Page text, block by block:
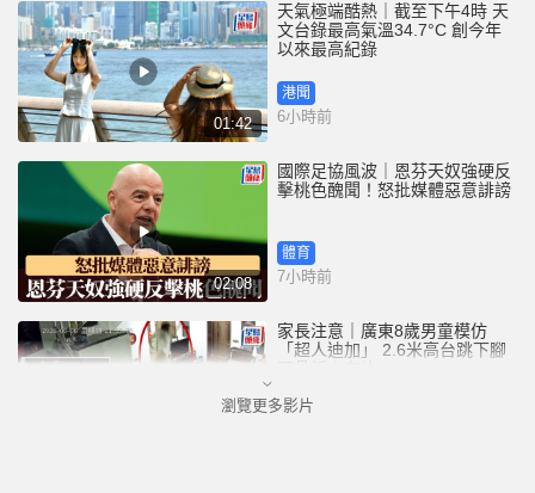
01:42
天氣極端酷熱｜截至下午4時 天
文台錄最高氣溫34.7°C 創今年
以來最高紀錄
港聞
6小時前
02:08
國際足協風波｜恩芬天奴強硬反
擊桃色醜聞！怒批媒體惡意誹謗
體育
7小時前
家長注意｜廣東8歲男童模仿
「超人迪加」 2.6米高台跳下腳
中國
瀏覽更多影片